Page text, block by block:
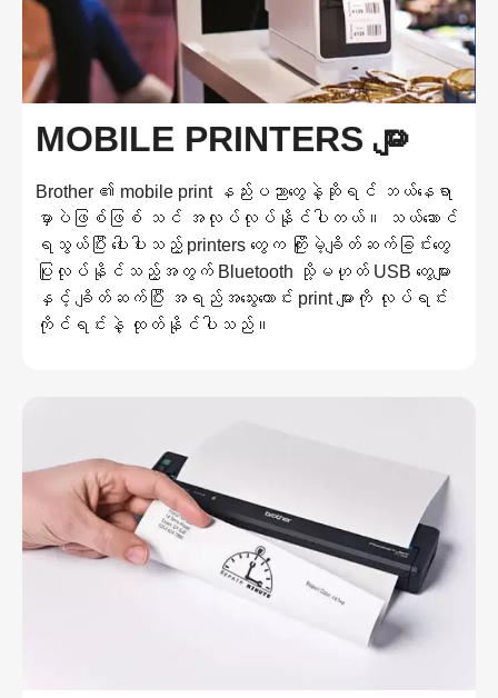
MOBILE PRINTERS များ
Brother ၏ mobile print နည်းပညာတွေနဲ့ဆိုရင် ဘယ်နေရာ
မှာပဲဖြစ်ဖြစ် သင် အလုပ်လုပ်နိုင်ပါတယ်။ သယ်ဆောင်
ရသွယ်ပြီး ပေါးပါးသည့် printers တွေက ကြိုးမဲ့ချိတ်ဆက်ခြင်းတွေ
ပြုလုပ်နိုင်သည့်အတွက် Bluetooth သို့မဟုတ် USB တွေများ
နှင့် ချိတ်ဆက်ပြီး အရည်အသွေးကောင်း print များကို လုပ်ရင်း
ကိုင်ရင်းနဲ့ ထုတ်နိုင်ပါသည်။